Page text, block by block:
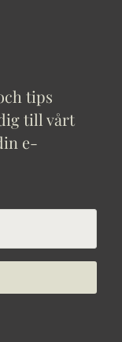
tips
till vårt
e-